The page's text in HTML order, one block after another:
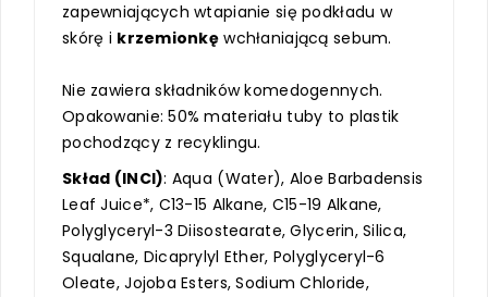
zapewniających wtapianie się podkładu w
skórę i krzemionkę wchłaniającą sebum.
Nie zawiera składników komedogennych.
Opakowanie: 50% materiału tuby to plastik
pochodzący z recyklingu.
Skład (INCI): Aqua (Water), Aloe Barbadensis
Leaf Juice*, C13-15 Alkane, C15-19 Alkane,
Polyglyceryl-3 Diisostearate, Glycerin, Silica,
Squalane, Dicaprylyl Ether, Polyglyceryl-6
Oleate, Jojoba Esters, Sodium Chloride,